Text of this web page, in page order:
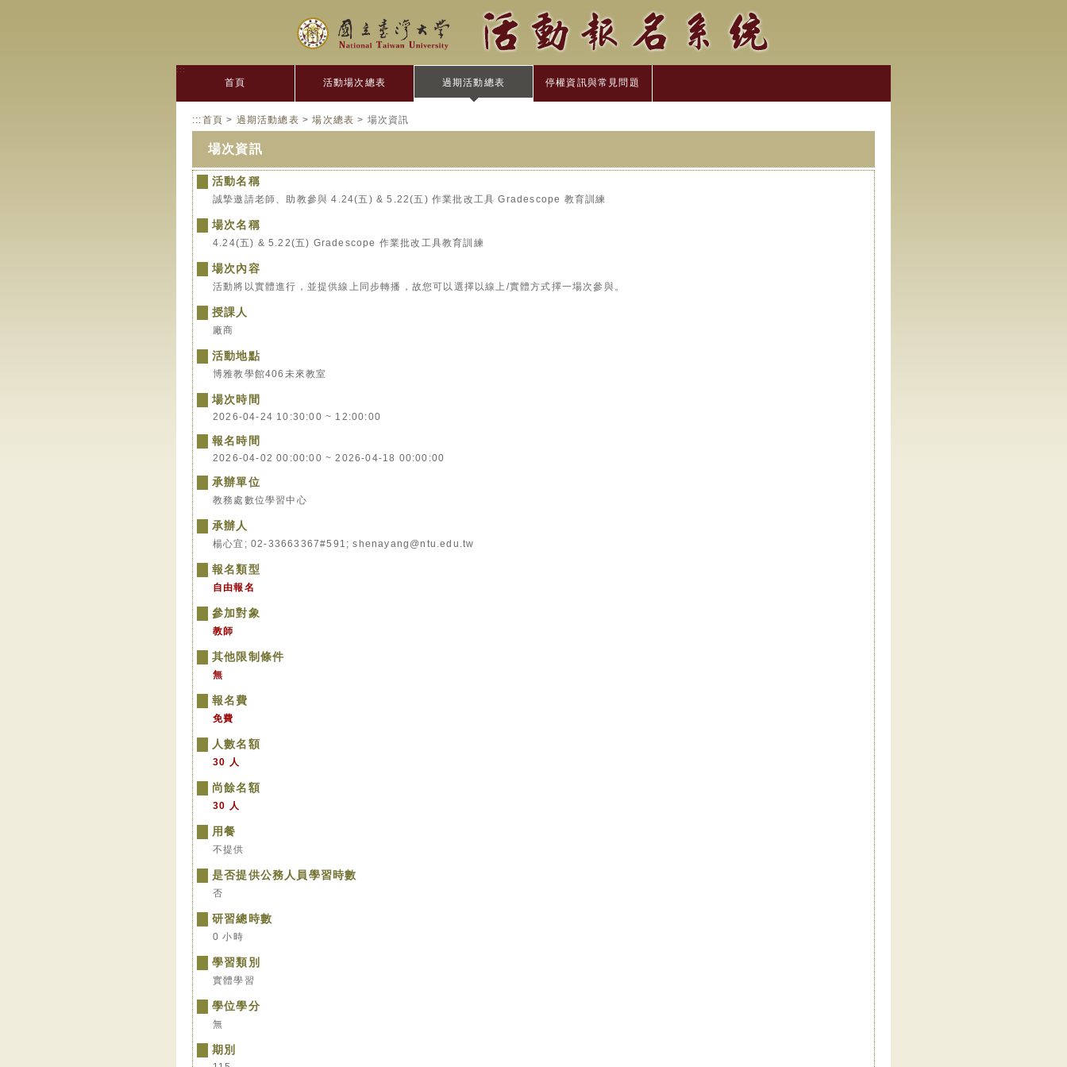
:::
首頁 活動場次總表 過期活動總表 停權資訊與常見問題
:::首頁 > 過期活動總表 >場次總表 > 場次資訊
場次資訊
活動名稱
誠摯邀請老師、助教參與 4.24(五) & 5.22(五) 作業批改工具 Gradescope 教育訓練
場次名稱
4.24(五) & 5.22(五) Gradescope 作業批改工具教育訓練
場次內容
活動將以實體進行，並提供線上同步轉播，故您可以選擇以線上/實體方式擇一場次參與。
授課人
廠商
活動地點
博雅教學館406未來教室
場次時間
2026-04-24 10:30:00 ~ 12:00:00
報名時間
2026-04-02 00:00:00 ~ 2026-04-18 00:00:00
承辦單位
教務處數位學習中心
承辦人
楊心宜; 02-33663367#591; shenayang@ntu.edu.tw
報名類型
自由報名
參加對象
教師
其他限制條件
無
報名費
免費
人數名額
30 人
尚餘名額
30 人
用餐
不提供
是否提供公務人員學習時數
否
研習總時數
0 小時
學習類別
實體學習
學位學分
無
期別